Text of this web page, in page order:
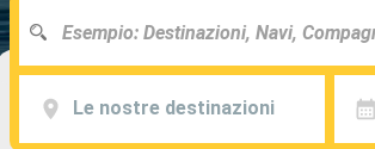
Le nostre destinazioni